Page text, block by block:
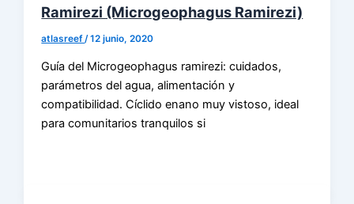
Ramirezi (Microgeophagus Ramirezi)
atlasreef /12 junio, 2020
Guía del Microgeophagus ramirezi: cuidados,
parámetros del agua, alimentación y
compatibilidad. Cíclido enano muy vistoso, ideal
para comunitarios tranquilos si